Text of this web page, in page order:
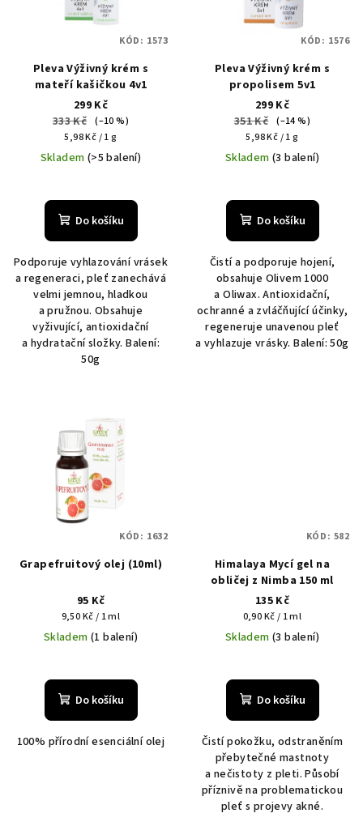
Pleva Výživný krém s
mateří kašičkou 4v1
299 Kč
333 Kč (–10 %)
Měrná
cena:
5,98 Kč / 1 g
Skladem (>5 balení)
Do košíku
Podporuje vyhlazování vrásek
a regeneraci, pleť zanechává
velmi jemnou, hladkou
a pružnou. Obsahuje
vyživující, antioxidační
a hydratační složky. Balení:
50g
KÓD: 1573
Pleva Výživný krém s
propolisem 5v1
299 Kč
351 Kč (–14 %)
Měrná
cena:
5,98 Kč / 1 g
Skladem(3 balení)
Do košíku
Čistí a podporuje hojení,
obsahuje Olivem 1000
a Oliwax. Antioxidační,
ochranné a zvláčňující účinky,
regeneruje unavenou pleť
a vyhlazuje vrásky. Balení: 50g
KÓD: 1576
Grapefruitový olej (10ml)
95 Kč
Měrná
cena:
9,50 Kč / 1 ml
Skladem(1 balení)
Do košíku
100% přírodní esenciální olej
KÓD: 1632
Himalaya Mycí gel na
obličej z Nimba 150 ml
135 Kč
Měrná
cena:
0,90 Kč / 1 ml
Skladem(3 balení)
Do košíku
Čistí pokožku, odstraněním
přebytečné mastnoty
a nečistoty z pleti. Působí
příznivě na problematickou
pleť s projevy akné.
KÓD: 582